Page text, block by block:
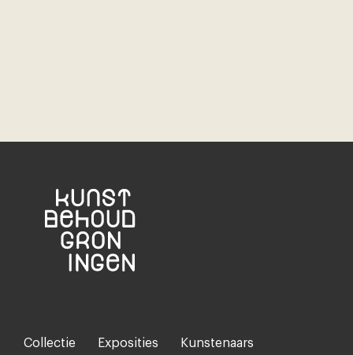
Footer-
Collectie Exposities Kunstenaars